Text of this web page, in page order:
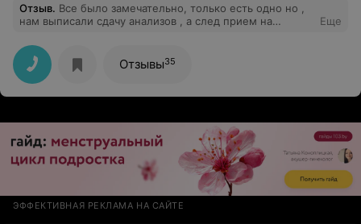
Отзыв. Все было замечательно, только есть одно но ,
нам выписали сдачу анализов , а след прием на
Еще
Отзывы35
ЭФФЕКТИВНАЯ РЕКЛАМА НА САЙТЕ